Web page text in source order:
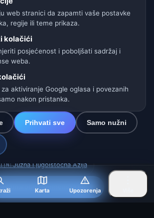
Naše vremenske stranice:
🇭🇷 Hrvatska
Njemačka / Austrija / Švicarska
Latinska Amerika i Španjolska
Južna i jugoistočna Azija
vremenska mreža
Karta Upozorenja
web stranici da zapamti vaše postavke
regije ili teme prikaza.
kolačići
posjećenost i poboljšati sadržaj i
weba.
aktiviranje Google oglasa i povezanih
nakon pristanka.
Prihvati sve Samo nužni